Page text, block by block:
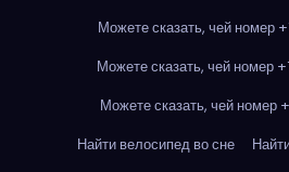
Можете сказать, чей номер
Можете сказать, чей номер
Можете сказать, чей номер
Найти велосипед во сне